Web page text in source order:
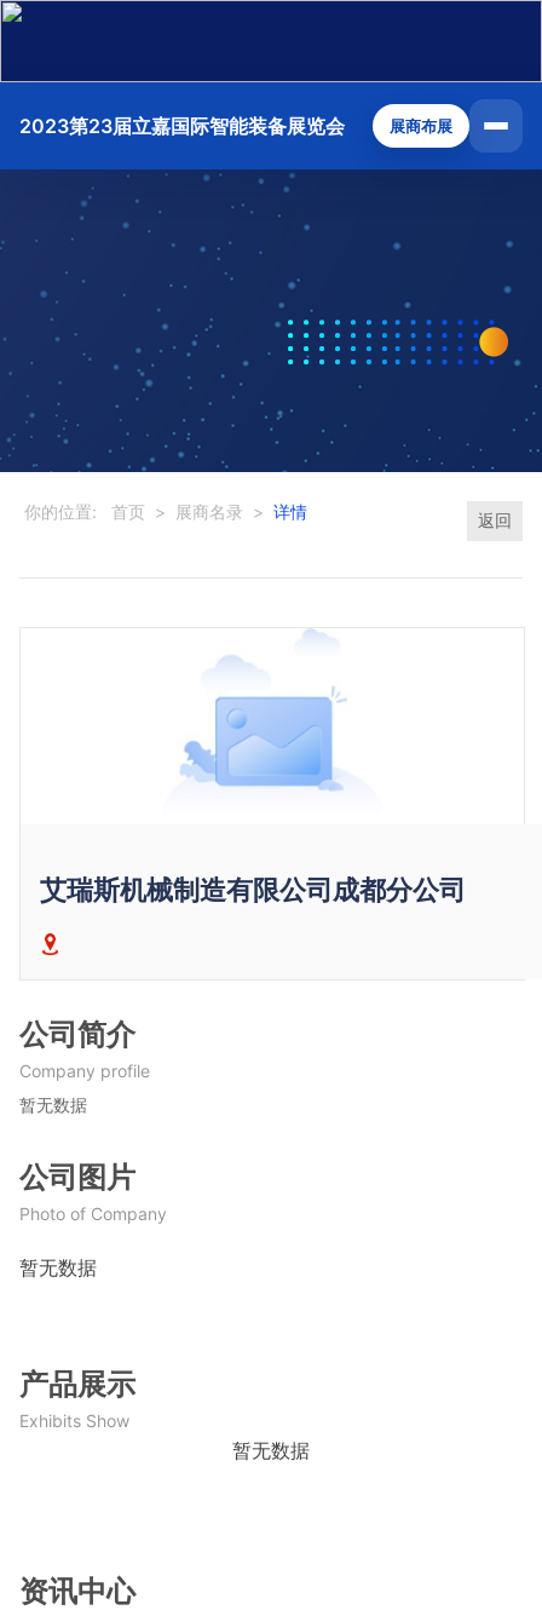
2023第23届立嘉国际智能装备展览会 展商布展
你的位置: 首页 > 展商名录 > 详情 返回
艾瑞斯机械制造有限公司成都分公司
公司简介
Company profile
暂无数据
公司图片
Photo of Company
暂无数据
产品展示
Exhibits Show
暂无数据
资讯中心